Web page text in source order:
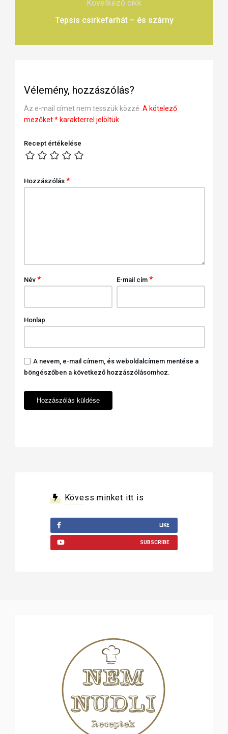
Következő cikk
Tepsis csirkefarhát – és szárny
Vélemény, hozzászólás?
Az e-mail címet nem tesszük közzé. A kötelező
mezőket*karakterrel jelöltük
Recept értékelése
Hozzászólás *
Név * E-mail cím*
Honlap
A nevem, e-mail címem, és weboldalcímem mentése a
böngészőben a következő hozzászólásomhoz.
Kövess minket itt is
LIKE
SUBSCRIBE